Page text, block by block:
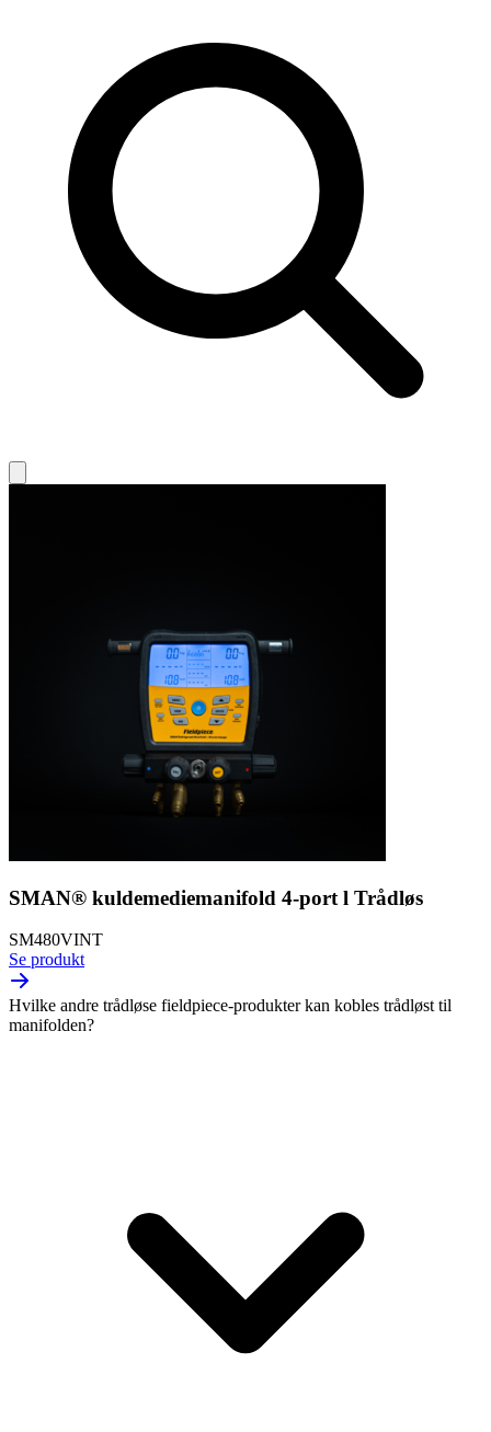
SMAN® kuldemediemanifold 4-port l Trådløs
SM480VINT
Se produkt
Hvilke andre trådløse fieldpiece-produkter kan kobles trådløst til
manifolden?